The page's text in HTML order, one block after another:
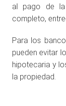
al pago de
completo,
Para los
pueden evitar
hipotecaria y
la propiedad.